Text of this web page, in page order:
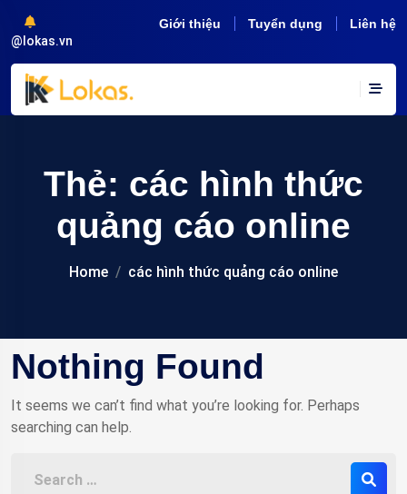
@lokas.vn
Giới thiệu Tuyển dụng Liên hệ
Thẻ: các hình thức
quảng cáo online
Home các hình thức quảng cáo online
Nothing Found
It seems we can’t find what you’re looking for. Perhaps
searching can help.